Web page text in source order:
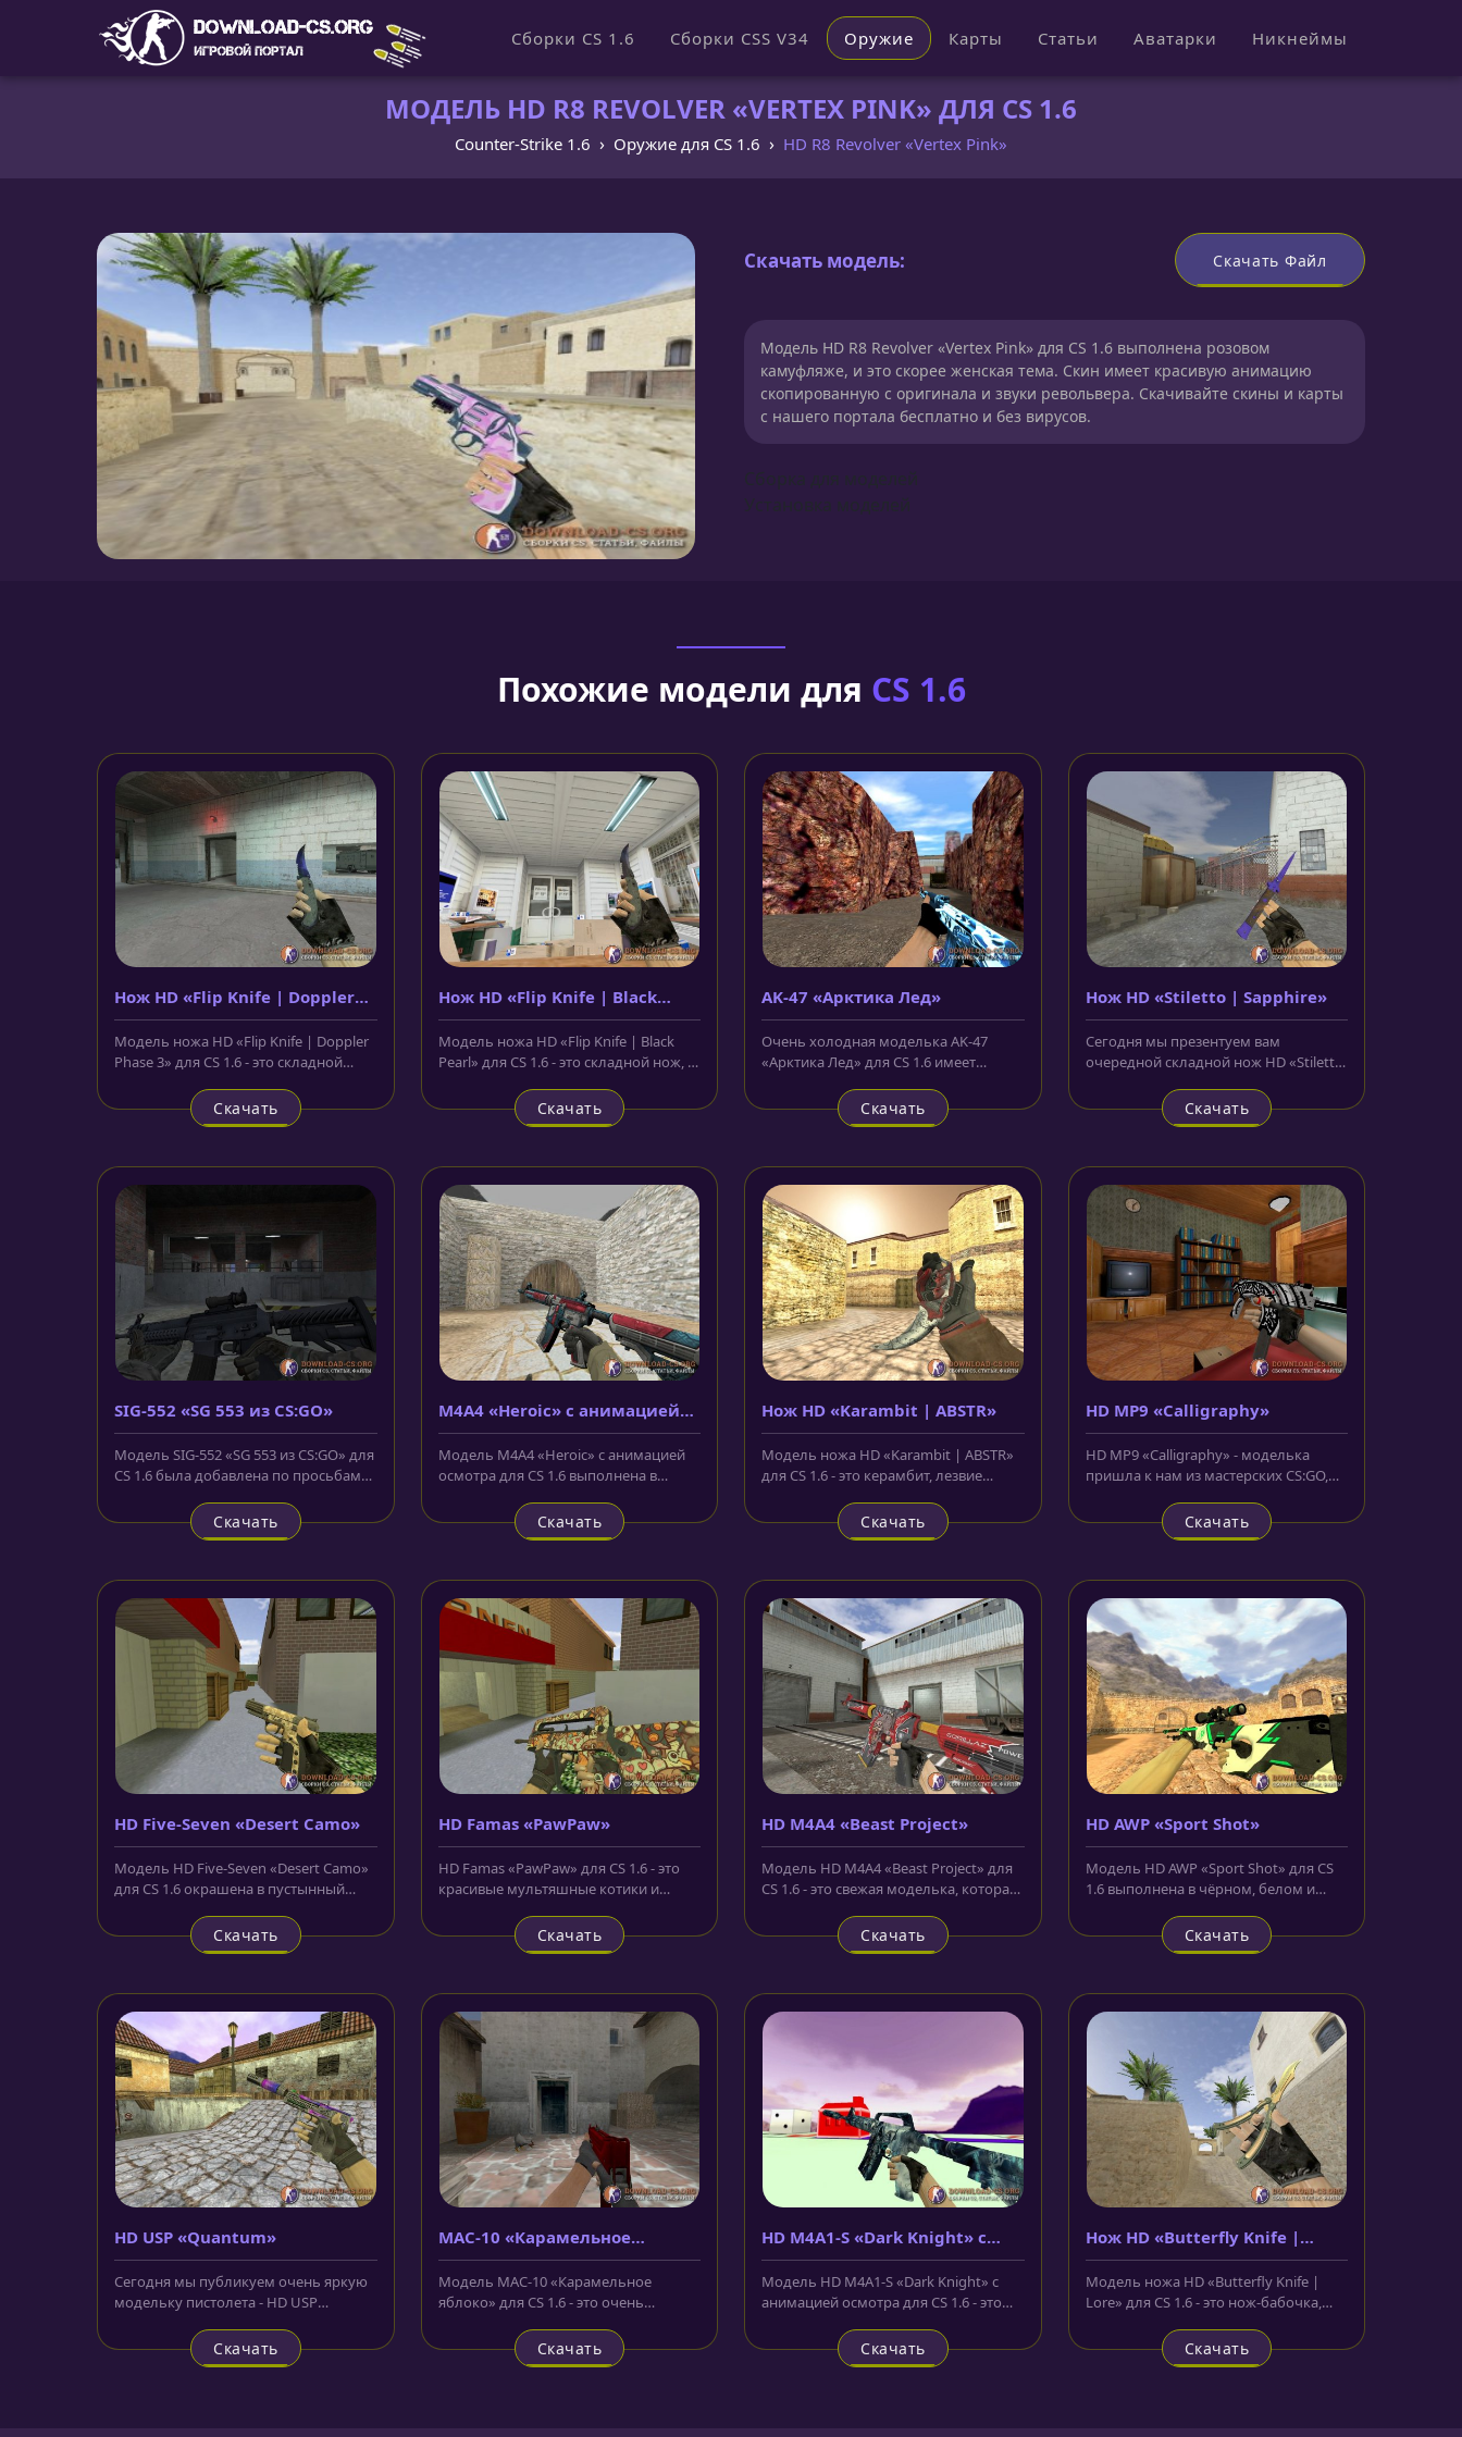
Сборки CS 1.6 Сборки CSS V34 Оружие Карты Статьи Аватарки Никнеймы
МОДЕЛЬ HD R8 REVOLVER «VERTEX PINK» ДЛЯ CS 1.6
Counter-Strike 1.6 Оружие для CS 1.6 HD R8 Revolver «Vertex Pink»
Скачать модель: Скачать Файл
Модель HD R8 Revolver «Vertex Pink» для CS 1.6 выполнена розовом
камуфляже, и это скорее женская тема. Скин имеет красивую анимацию
скопированную с оригинала и звуки револьвера. Скачивайте скины и карты
с нашего портала бесплатно и без вирусов.
Похожие модели для CS 1.6
Нож HD «Flip Knife | Doppler
Phase 3»
Модель ножа HD «Flip Knife | Doppler
Phase 3» для CS 1.6 - это складной
Скачать
Нож HD «Flip Knife | Black
Pearl»
Модель ножа HD «Flip Knife | Black
Pearl» для CS 1.6 - это складной нож, с
Скачать
AK-47 «Арктика Лед»
Очень холодная моделька AK-47
«Арктика Лед» для CS 1.6 имеет
Скачать
Нож HD «Stiletto | Sapphire»
Сегодня мы презентуем вам
очередной складной нож HD «Stiletto
Скачать
SIG-552 «SG 553 из CS:GO»
Модель SIG-552 «SG 553 из CS:GO» для
CS 1.6 была добавлена по просьбам
Скачать
M4A4 «Heroic» с анимацией
осмотра
Модель M4A4 «Heroic» с анимацией
осмотра для CS 1.6 выполнена в
Скачать
Нож HD «Karambit | ABSTR»
Модель ножа HD «Karambit | ABSTR»
для CS 1.6 - это керамбит, лезвие
Скачать
HD MP9 «Calligraphy»
HD MP9 «Calligraphy» - моделька
пришла к нам из мастерских CS:GO,
популярность...Скачать
HD Five-Seven «Desert Camo»
Модель HD Five-Seven «Desert Camo»
для CS 1.6 окрашена в пустынный
Скачать
HD Famas «PawPaw»
HD Famas «PawPaw» для CS 1.6 - это
красивые мультяшные котики и
нас...
Скачать
HD M4A4 «Beast Project»
Модель HD M4A4 «Beast Project» для
CS 1.6 - это свежая моделька, которая
Скачать
HD AWP «Sport Shot»
Модель HD AWP «Sport Shot» для CS
1.6 выполнена в чёрном, белом и
Скачать
HD USP «Quantum»
Сегодня мы публикуем очень яркую
модельку пистолета - HD USP
Скачать
MAC-10 «Карамельное
яблоко»
Модель MAC-10 «Карамельное
яблоко» для CS 1.6 - это очень
Скачать
HD M4A1-S «Dark Knight» с
анимацией осмотра
Модель HD M4A1-S «Dark Knight» с
анимацией осмотра для CS 1.6 - это
Скачать
Нож HD «Butterfly Knife |
Lore»
Модель ножа HD «Butterfly Knife |
Lore» для CS 1.6 - это нож-бабочка,
Скачать